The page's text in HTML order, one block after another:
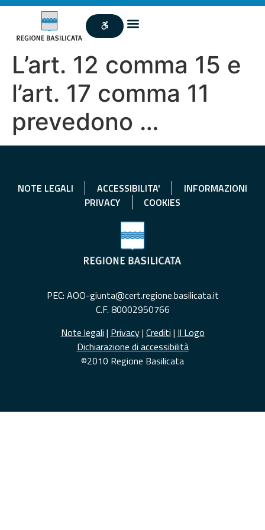
L’art. 12 comma 15 e
l’art. 17 comma 11
prevedono …
NOTE LEGALI ACCESSIBILITA'
INFORMAZIONI
PRIVACY
COOKIES
PEC: AOO-giunta@cert.regione.basilicata.it
C.F. 80002950766
Note legali | Privacy| Crediti | Il Logo
Dichiarazione di accessibilità
©2010 Regione Basilicata